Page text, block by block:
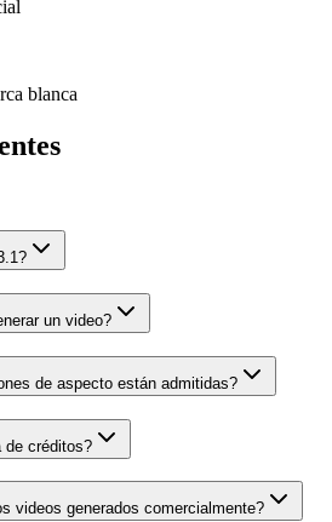
blanca
un video?
de aspecto están admitidas?
de créditos?
videos generados comercialmente?